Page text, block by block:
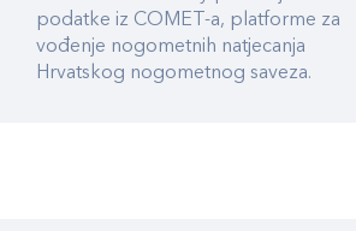
podatke iz COMET-a, platforme za
vođenje nogometnih natjecanja
Hrvatskog nogometnog saveza.